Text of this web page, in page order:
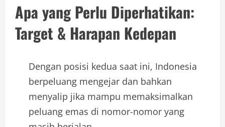
Apa yang Perlu Diperhatikan:
Target & Harapan Kedepan
Dengan posisi kedua saat ini, Indonesia
berpeluang mengejar dan bahkan
menyalip jika mampu memaksimalkan
peluang emas di nomor-nomor yang